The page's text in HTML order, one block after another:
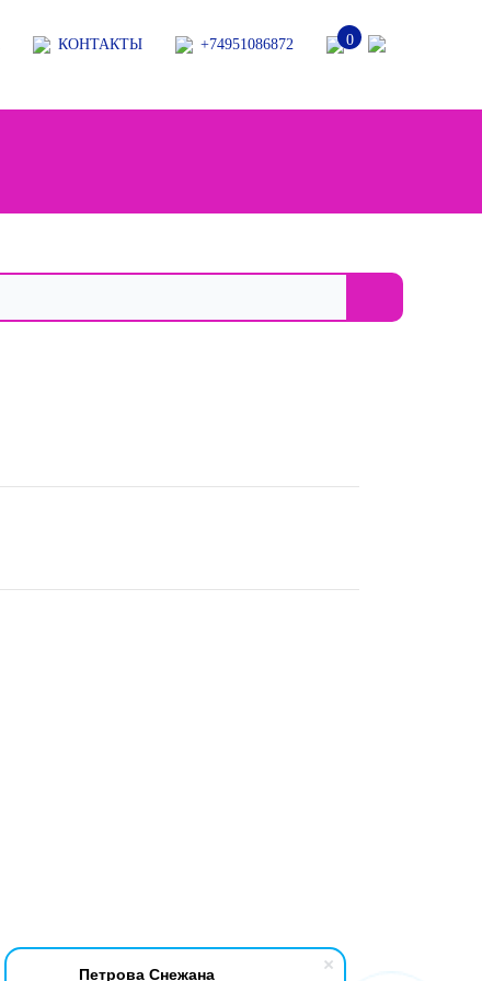
Петрова Снежана
КОНТАКТЫ +74951086872 0